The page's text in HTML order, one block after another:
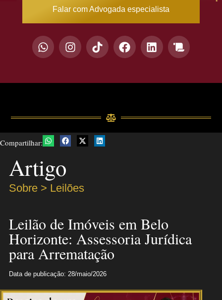
Falar com Advogada especialista
Compartilhar:
Artigo
Sobre > Leilões
Leilão de Imóveis em Belo
Horizonte: Assessoria Jurídica
para Arrematação
Data de publicação: 28/maio/2026